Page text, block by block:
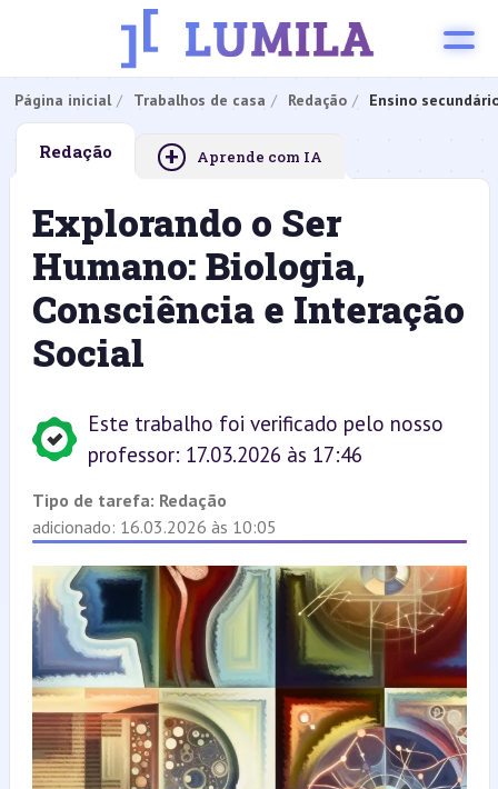
Página inicial Trabalhos de casa Redação Ensino
Redação + Aprende com IA
Explorando o Ser
Humano: Biologia,
Consciência e Interação
Social
Este trabalho foi verificado pelo nosso
professor: 17.03.2026 às 17:46
Tipo de tarefa: Redação
adicionado: 16.03.2026 às 10:05